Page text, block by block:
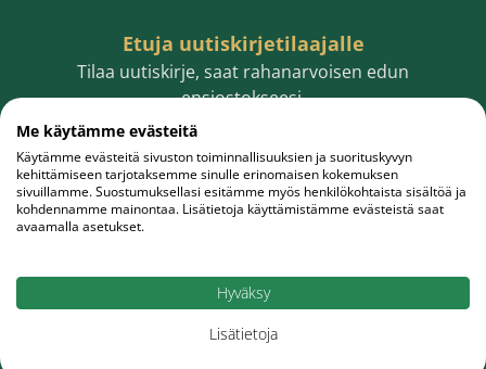
Etuja uutiskirjetilaajalle
Tilaa uutiskirje, saat rahanarvoisen edun
ensiostokseesi.
Sähköpostiosoite
Tilaa
Me käytämme evästeitä
Käytämme evästeitä sivuston toiminnallisuuksien ja suorituskyvyn
kehittämiseen tarjotaksemme sinulle erinomaisen kokemuksen
sivuillamme. Suostumuksellasi esitämme myös henkilökohtaista sisältöä ja
kohdennamme mainontaa. Lisätietoja käyttämistämme evästeistä saat
avaamalla asetukset.
Hyväksy
Lisätietoja